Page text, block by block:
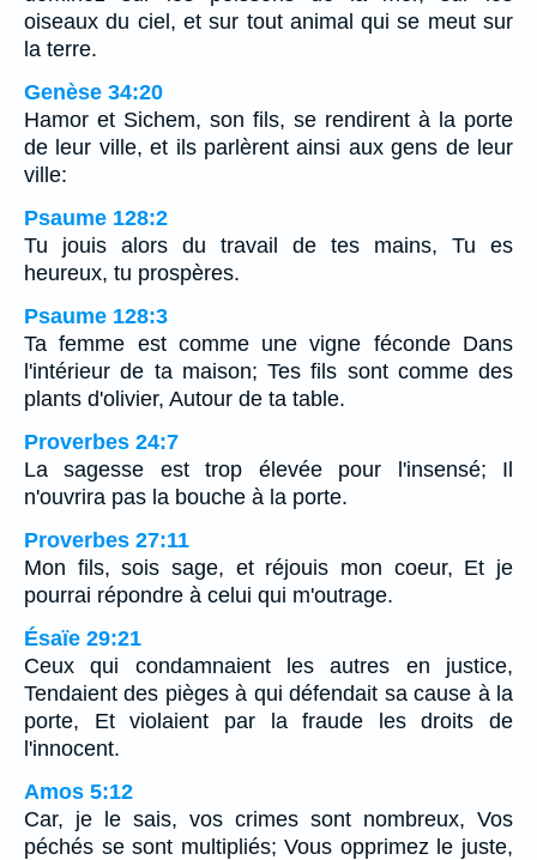
oiseaux du ciel, et sur tout animal qui se meut sur
la terre.
Genèse 34:20
Hamor et Sichem, son fils, se rendirent à la porte
de leur ville, et ils parlèrent ainsi aux gens de leur
ville:
Psaume 128:2
Tu jouis alors du travail de tes mains, Tu es
heureux, tu prospères.
Psaume 128:3
Ta femme est comme une vigne féconde Dans
l'intérieur de ta maison; Tes fils sont comme des
plants d'olivier, Autour de ta table.
Proverbes 24:7
La sagesse est trop élevée pour l'insensé; Il
n'ouvrira pas la bouche à la porte.
Proverbes 27:11
Mon fils, sois sage, et réjouis mon coeur, Et je
pourrai répondre à celui qui m'outrage.
Ésaïe 29:21
Ceux qui condamnaient les autres en justice,
Tendaient des pièges à qui défendait sa cause à la
porte, Et violaient par la fraude les droits de
l'innocent.
Amos 5:12
Car, je le sais, vos crimes sont nombreux, Vos
péchés se sont multipliés; Vous opprimez le juste,